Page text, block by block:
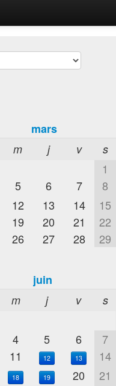
mars
m j v s
1
5 6 7 8
12 13 14 15
19 20 21 22
26 27 28 29
juin
m j v s
4 5 6 7
11 12 13 14
18 19 20 21